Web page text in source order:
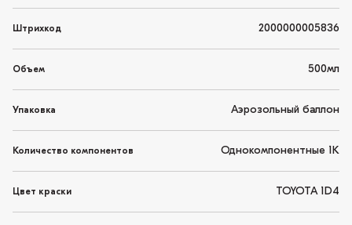
Штрихкод 2000000005836
Объем 500мл
Упаковка Аэрозольный баллон
Количество компонентов Однокомпонентные 1K
Цвет краски TOYOTA 1D4